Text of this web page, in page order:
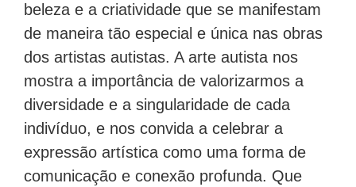
beleza e a criatividade que se manifestam
de maneira tão especial e única nas obras
dos artistas autistas. A arte autista nos
mostra a importância de valorizarmos a
diversidade e a singularidade de cada
indivíduo, e nos convida a celebrar a
expressão artística como uma forma de
comunicação e conexão profunda. Que